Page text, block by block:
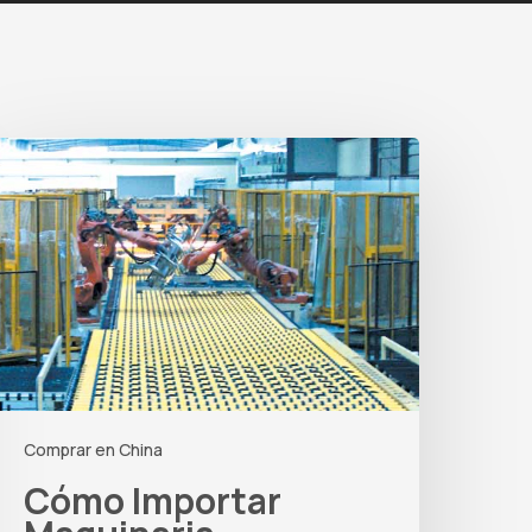
Comprar en China
Cómo Importar